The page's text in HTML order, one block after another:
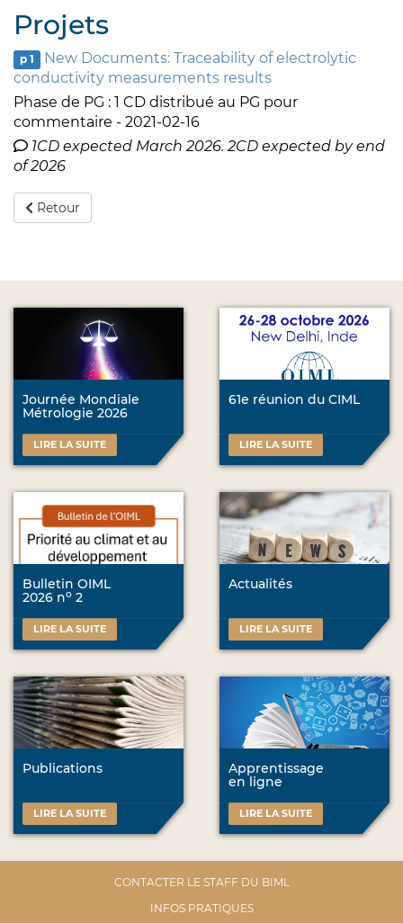
Projets
p 1
New Documents: Traceability of electrolytic
conductivity measurements results
Phase de PG : 1 CD distribué au PG pour
commentaire - 2021-02-16
1CD expected March 2026. 2CD expected by end
of 2026
Retour
Journée Mondiale
Métrologie 2026
LIRE LA SUITE
61e réunion du CIML
LIRE LA SUITE
Bulletin OIML
2026 no 2
LIRE LA SUITE
Actualités
LIRE LA SUITE
Publications
LIRE LA SUITE
Apprentissage
en ligne
LIRE LA SUITE
CONTACTER LE STAFF DU BIML
INFOS PRATIQUES